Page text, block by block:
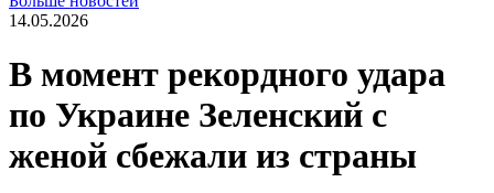
14.05.2026
В момент рекордного удара
по Украине Зеленский с
женой сбежали из страны